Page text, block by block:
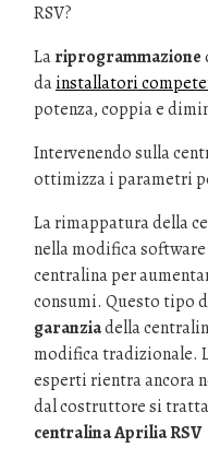
RSV?
Lariprogrammazione
dainstallatori
potenza, coppia e
Intervenendo sulla
ottimizza i parametri
La rimappatura della
nella modifica
centralina per
consumi. Questo tipo
garanziadella
modifica tradizionale.
esperti rientra ancora
dal costruttore si
centralina Aprilia RSV